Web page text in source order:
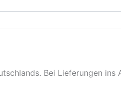
Bei Lieferungen